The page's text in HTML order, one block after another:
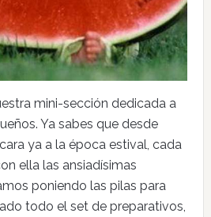
mini-sección dedicada a
Ya sabes que desde
ya a la época estival, cada
ella las ansiadísimas
poniendo las pilas para
todo el set de preparativos,